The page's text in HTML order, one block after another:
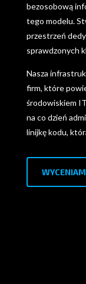
bezosobową
tego modelu.
przestrzeń
sprawdzonych
Nasza
firm, które
środowiskiem
na co dzień
linijkę kodu,